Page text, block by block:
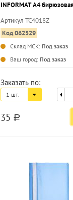
INFORMAT А4
маркировки
Артикул TC4018Z
Код 062529
Склад МСК: Под заказ
Ваш город: Под заказ
Заказать по:
1 шт.
35 a